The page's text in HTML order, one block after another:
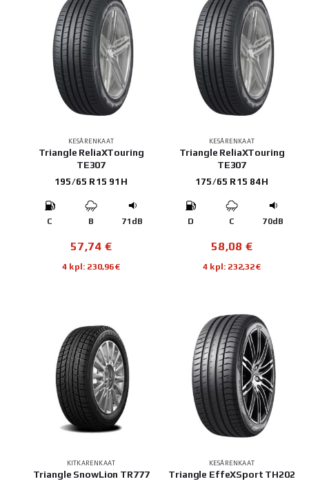
KESÄRENKAAT
Triangle ReliaXTouring
TE307
195/65 R15 91H
C B 71dB
57,74 €
4 kpl: 230,96€
KESÄRENKAAT
Triangle ReliaXTouring
TE307
175/65 R15 84H
D C 70dB
58,08 €
4 kpl: 232,32€
KITKARENKAAT
Triangle SnowLion TR777
KESÄRENKAAT
Triangle EffeXSport TH202